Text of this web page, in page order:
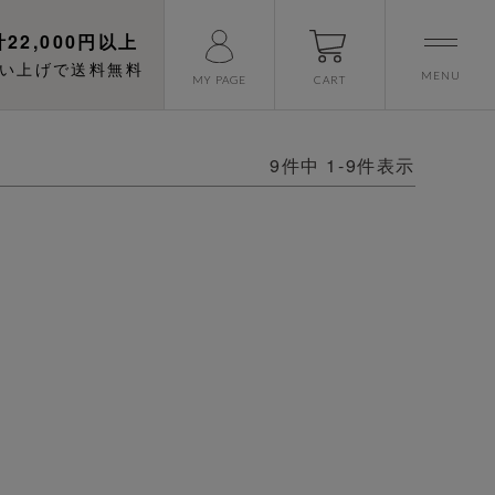
22,000円以上
上げで送料無料
MY PAGE CART MENU
9件中 1 -9件表示